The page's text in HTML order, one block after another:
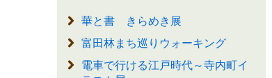
華と書 きらめき展
富田林まち巡りウォーキング
電車で行ける江戸時代～寺内町イ